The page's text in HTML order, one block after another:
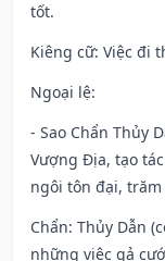
tốt.
Kiêng cữ: Việc đi
Ngoại lệ:
- Sao Chẩn Thủy
Vượng Địa, tạo
ngôi tôn đại,
Chẩn: Thủy Dẫn
những việc gả